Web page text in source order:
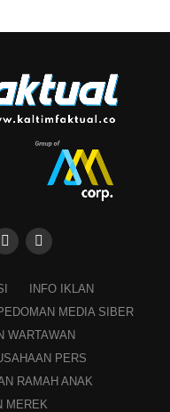
INFO IKLAN
MEDIA SIBER
WARTAWAN
PERS
RAMAH ANAK
MEREK